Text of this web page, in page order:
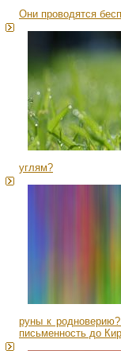
Они проводятся
углям?
руны к
письменность до